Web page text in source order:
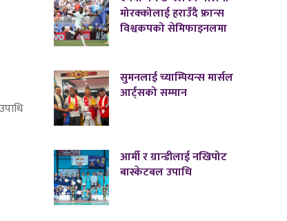
मोरक्कोलाई हराउँदै फ्रान्स
विश्वकपको सेमिफाइनलमा
सुमनलाई च्याम्पियन्स मार्सल
आर्ट्सको सम्मान
आर्मी र ग्रान्डीलाई नखिपोट
बास्केटबल उपाधि